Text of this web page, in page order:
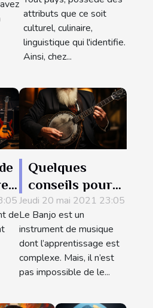
Pays basque
attributs que ce soit
culturel, culinaire,
linguistique qui l'identifie.
Ainsi, chez...
de
Quelques
conseils pour
bien
commencer
l’apprentissage
du Banjo
Jeudi 20 mai 2021 23:05
Le Banjo est un
instrument de musique
dont l’apprentissage est
complexe. Mais, il n’est
pas impossible de le...